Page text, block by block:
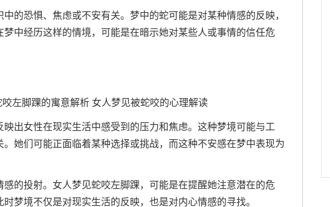
的恐惧、焦虑或不安有关。梦中的蛇可能是对某种情感的反映，
中经历这样的情境，可能是在暗示她对某些人或事情的信任危
出女性在现实生活中感受到的压力和焦虑。这种梦境可能与工
她们可能正面临着某种选择或挑战，而这种不安感在梦中表现为
的投射。女人梦见蛇咬左脚踝，可能是在提醒她注意潜在的危
梦境不仅是对现实生活的反映，也是对内心情感的寻找。